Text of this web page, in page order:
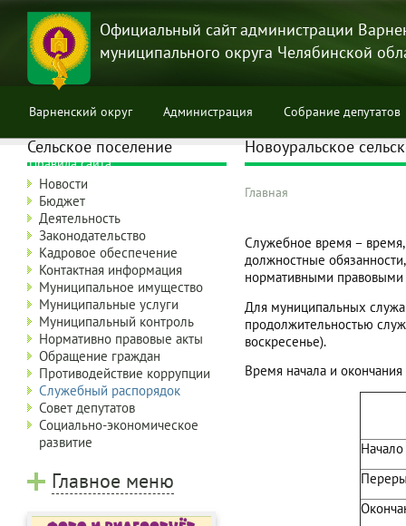
Перейти
основному
содержанию
Официальный сайт администрации
муниципального округа Челябинской
Варненский округ Администрация Собрание депутатов
Правила сайта
Новоуральское
навигации
Главная
Служебное время –
должностные
нормативными правовыми
Для муниципальных
продолжительностью
воскресенье).
Время начала и
Сельское поселение
Новости
Бюджет
Деятельность
Законодательство
Кадровое обеспечение
Контактная информация
Муниципальное имущество
Муниципальные услуги
Муниципальный контроль
Нормативно правовые акты
Обращение граждан
Противодействие коррупции
Служебный распорядок
Совет депутатов
Социально-экономическое
развитие
Главное меню